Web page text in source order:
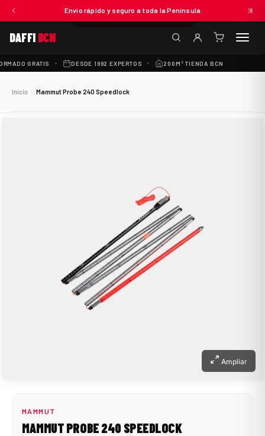
Envío rápido y seguro a toda la Península
DAFFI BCN
(0
GRATIS DESDE 1992 EXPERTOS 200M² TIENDA BCN
€75,00 ANADIR AL CARRITO
Inicio › Mammut Probe 240 Speedlock
Ampliar
MAMMUT
MAMMUT PROBE 240 SPEEDLOCK